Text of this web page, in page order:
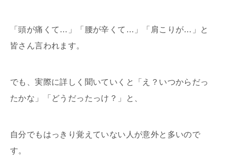
「頭が痛くて…」「腰が辛くて…」「肩こりが…」と
皆さん言われます。
でも、実際に詳しく聞いていくと「え？いつからだっ
たかな」「どうだったっけ？」と、
自分でもはっきり覚えていない人が意外と多いので
す。